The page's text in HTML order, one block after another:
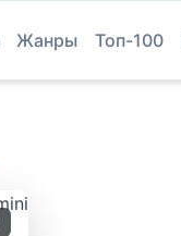
Жанры Топ-100